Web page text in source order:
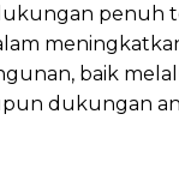
penuh
baik
dukungan